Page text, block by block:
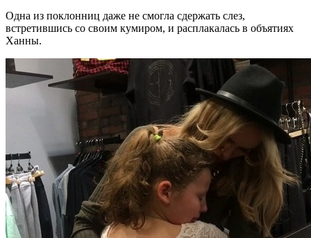
Одна из поклонниц даже не смогла сдержать слез,
встретившись со своим кумиром, и расплакалась в объятиях
Ханны.